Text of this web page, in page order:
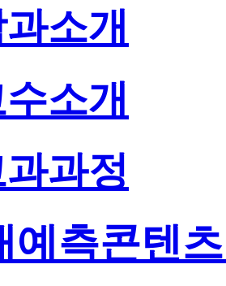
소개
소개
과정
예측콘텐